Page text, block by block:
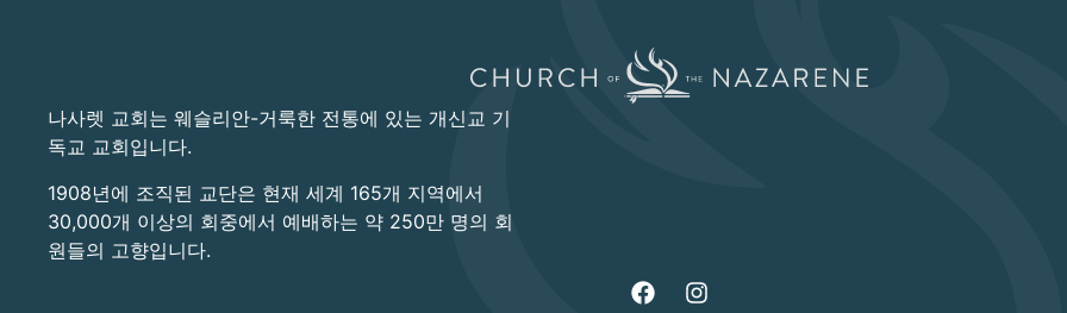
나사렛 교회는 웨슬리안-거룩한 전통에 있는 개신교 기
독교 교회입니다.
1908년에 조직된 교단은 현재 세계 165개 지역에서
30,000개 이상의 회중에서 예배하는 약 250만 명의 회
원들의 고향입니다.